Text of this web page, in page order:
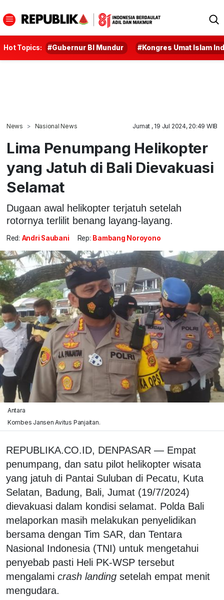
Hot Topics: #Gubernur BI Mundur #Kongres Umat Islam
News Nasional News Jumat , 19 Jul 2024, 20:49 WIB
Lima Penumpang Helikopter
yang Jatuh di Bali Dievakuasi
Selamat
Dugaan awal helikopter terjatuh setelah
rotornya terlilit benang layang-layang.
Red: Andri Saubani Rep: Bambang Noroyono
Antara
Kombes Jansen Avitus Panjaitan.
REPUBLIKA.CO.ID, DENPASAR — Empat
penumpang, dan satu pilot helikopter wisata
yang jatuh di Pantai Suluban di Pecatu, Kuta
Selatan, Badung, Bali, Jumat (19/7/2024)
dievakuasi dalam kondisi selamat. Polda Bali
melaporkan masih melakukan penyelidikan
bersama dengan Tim SAR, dan Tentara
Nasional Indonesia (TNI) untuk mengetahui
penyebab pasti Heli PK-WSP tersebut
mengalami crash landing setelah empat menit
mengudara.